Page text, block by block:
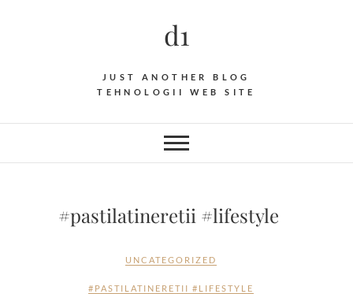
d1
JUST ANOTHER BLOG
TEHNOLOGII WEB SITE
#pastilatineretii #lifestyle
UNCATEGORIZED
#PASTILATINERETII #LIFESTYLE